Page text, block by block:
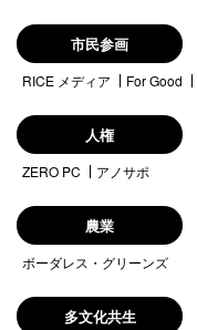
市民参画
RICE メディア For Good
人権
ZERO PC アノサポ
農業
ボーダレス・グリーンズ
多文化共生